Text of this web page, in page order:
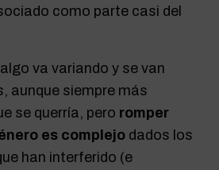
como parte casi del
va variando y se van
aunque siempre más
se querría, pero romper
es complejo dados los
han interferido (e